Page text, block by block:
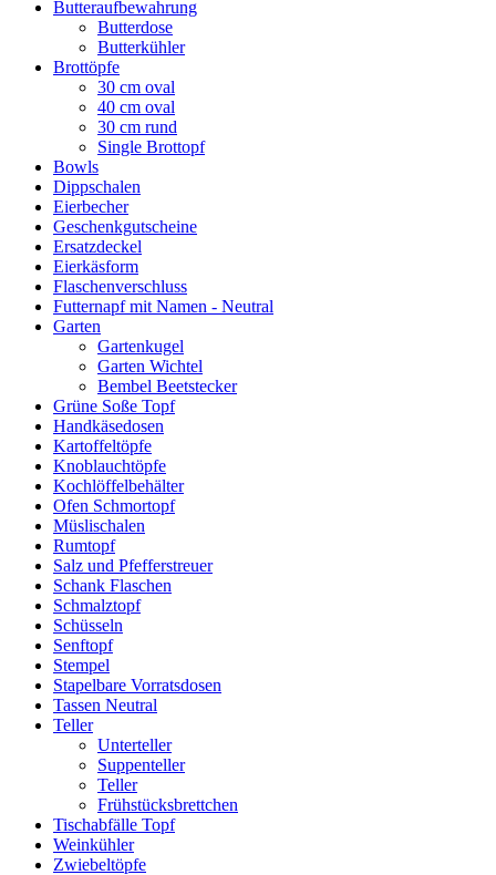
Butteraufbewahrung
Butterdose
Butterkühler
Brottöpfe
30 cm oval
40 cm oval
30 cm rund
Single Brottopf
Bowls
Dippschalen
Eierbecher
Geschenkgutscheine
Ersatzdeckel
Eierkäsform
Flaschenverschluss
Futternapf mit Namen - Neutral
Garten
Gartenkugel
Garten Wichtel
Bembel Beetstecker
Grüne Soße Topf
Handkäsedosen
Kartoffeltöpfe
Knoblauchtöpfe
Kochlöffelbehälter
Ofen Schmortopf
Müslischalen
Rumtopf
Salz und Pfefferstreuer
Schank Flaschen
Schmalztopf
Schüsseln
Senftopf
Stempel
Stapelbare Vorratsdosen
Tassen Neutral
Teller
Unterteller
Suppenteller
Teller
Frühstücksbrettchen
Tischabfälle Topf
Weinkühler
Zwiebeltöpfe